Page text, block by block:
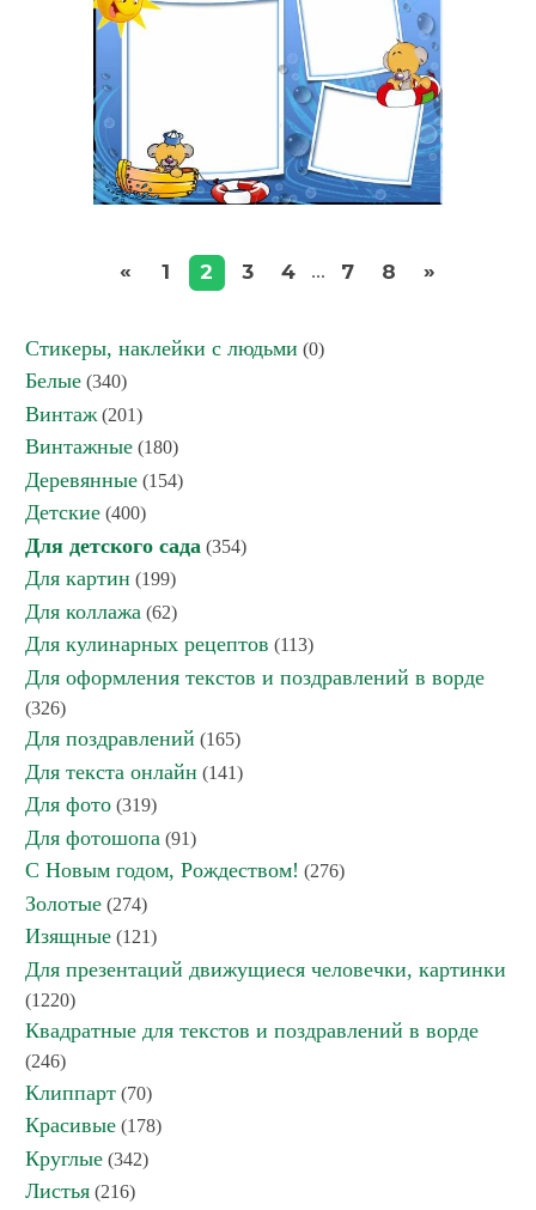
« 1 2 3 4 ... 7 8 »
Стикеры, наклейки с людьми (0)
Белые (340)
Винтаж (201)
Винтажные (180)
Деревянные (154)
Детские (400)
Для детского сада (354)
Для картин (199)
Для коллажа (62)
Для кулинарных рецептов (113)
Для оформления текстов и поздравлений в ворде
(326)
Для поздравлений (165)
Для текста онлайн (141)
Для фото (319)
Для фотошопа (91)
С Новым годом, Рождеством! (276)
Золотые (274)
Изящные (121)
Для презентаций движущиеся человечки, картинки
(1220)
Квадратные для текстов и поздравлений в ворде
(246)
Клиппарт (70)
Красивые (178)
Круглые (342)
Листья (216)